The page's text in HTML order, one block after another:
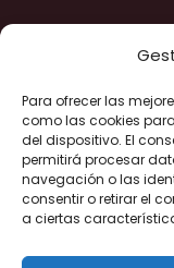
Para ofrecer las
como las cookies
del dispositivo. El
permitirá procesar
navegación o las
consentir o retirar el
a ciertas
"Financiado por la